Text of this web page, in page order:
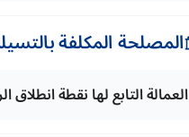
المصلحة المكلفة
العمالة التابع لها نقطة انطلاق